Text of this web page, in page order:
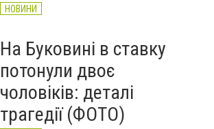
НОВИНИ
На Буковині в ставку
потонули двоє
чоловіків: деталі
трагедії (ФОТО)